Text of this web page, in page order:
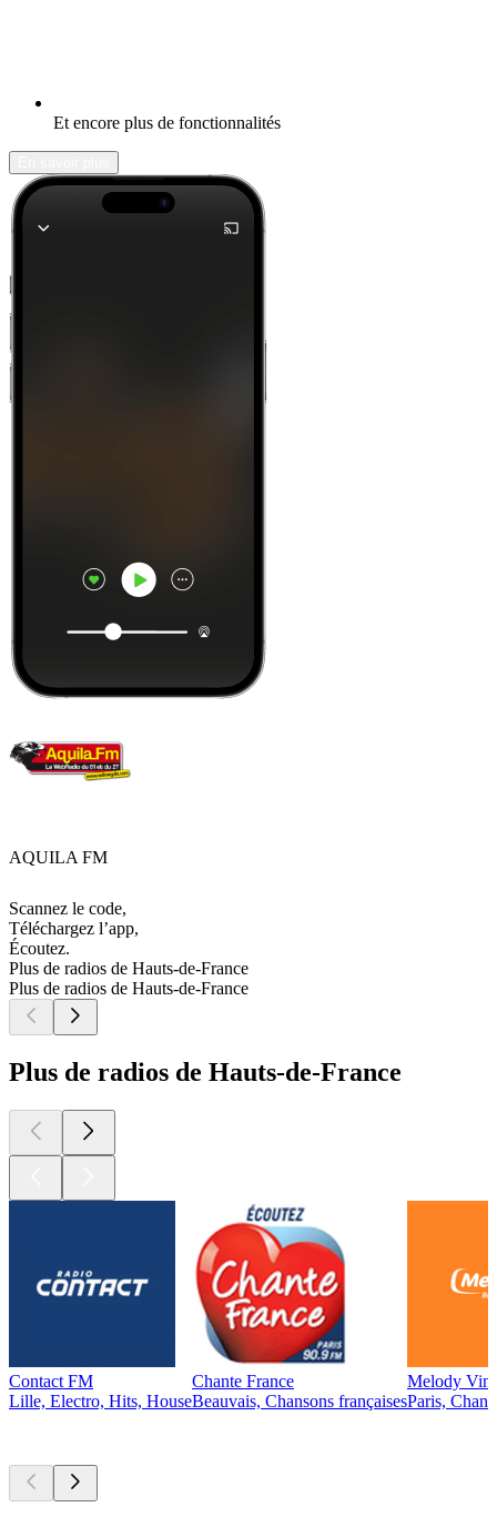
Et encore plus de fonctionnalités
AQUILA FM
Scannez le code,
Téléchargez l’app,
Écoutez.
Plus de radios de Hauts-de-France
Plus de radios de Hauts-de-France
Plus de radios de Hauts-de-France
Contact FM
Lille, Electro, Hits, House
Chante France
Beauvais, Chansons françaises
Melody
Paris,